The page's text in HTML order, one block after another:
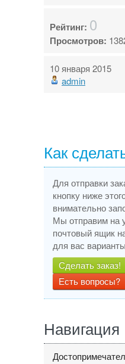
Рейтинг: 0
Просмотров:
10 января 2015
admin
Как
Для отправки
кнопку ниже
внимательно
Мы отправим на
почтовый ящик
для вас
Сделать заказ!
Есть вопросы?
Навигация